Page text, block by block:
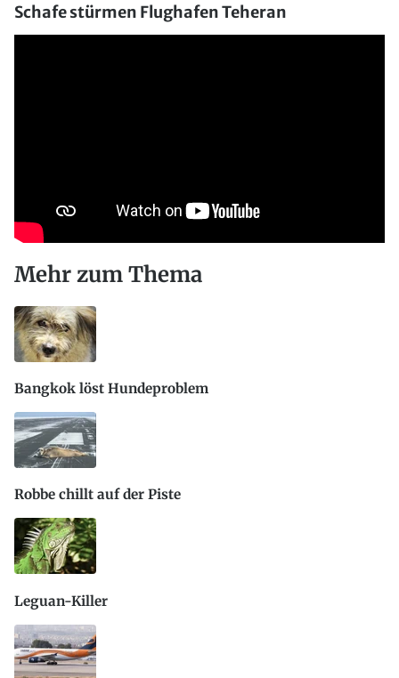
Schafe stürmen Flughafen Teheran
Mehr zum Thema
Bangkok löst Hundeproblem
Robbe chillt auf der Piste
Leguan-Killer